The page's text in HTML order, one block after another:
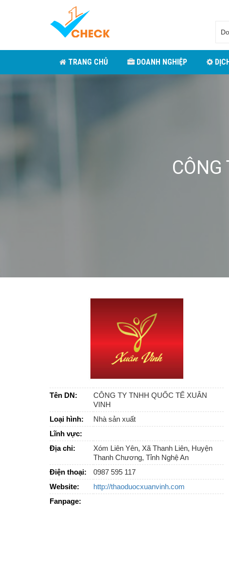
TRANG CHỦ DOANH NGHIỆP
Tên DN:
CÔNG TY TNHH QUỐC TẾ XUÂN
VINH
Loại hình:
Nhà sản xuất
Lĩnh vực:
Địa chỉ:
Xóm Liên Yên, Xã Thanh Liên, Huyện
Thanh Chương, Tỉnh Nghệ An
Điện thoại:
0987 595 117
Website:
http://thaoduocxuanvinh.com
Fanpage: